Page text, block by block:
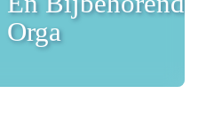
Orga